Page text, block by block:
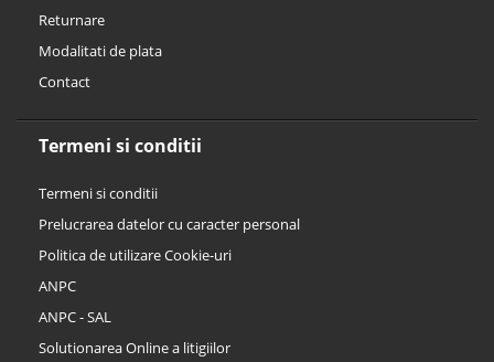
Returnare
Modalitati de plata
Contact
Termeni si conditii
Termeni si conditii
Prelucrarea datelor cu caracter personal
Politica de utilizare Cookie-uri
ANPC
ANPC - SAL
Solutionarea Online a litigiilor